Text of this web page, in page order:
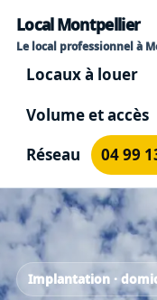
Local Montpellier
Le local professionnel à
Locaux à louer
Volume et accès
Réseau
04 99
Implantation ·